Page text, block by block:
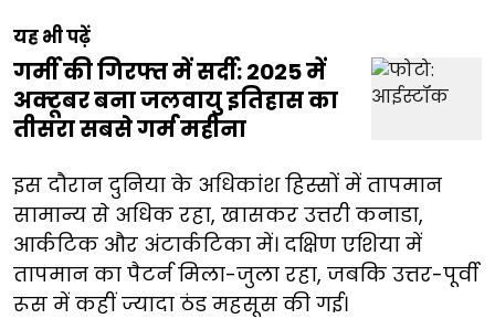
यह भी पढ़ें
गर्मी की गिरफ्त में सर्दी: 2025 में
अक्टूबर बना जलवायु इतिहास का
तीसरा सबसे गर्म महीना
इस दौरान दुनिया के अधिकांश हिस्सों में तापमान
सामान्य से अधिक रहा, खासकर उत्तरी कनाडा,
आर्कटिक और अंटार्कटिका में। दक्षिण एशिया में
तापमान का पैटर्न मिला-जुला रहा, जबकि उत्तर-पूर्वी
रूस में कहीं ज्यादा ठंड महसूस की गई।